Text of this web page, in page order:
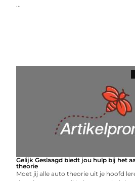
...
Gelijk Geslaagd biedt jou hulp bij het
theorie
Moet jij alle auto theorie uit je hoofd